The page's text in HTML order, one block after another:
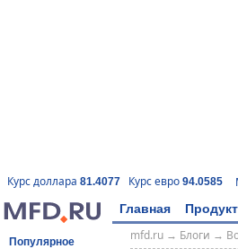
Курс доллара 81.4077 Курс евро 94.0585
Главная
Популярное
mfd.ru→ Блоги →